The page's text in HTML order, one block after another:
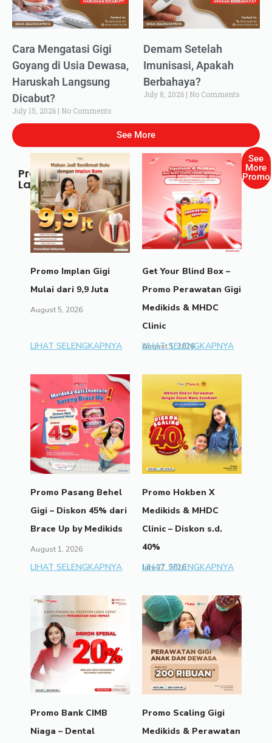
Cara Mengatasi Gigi
Goyang di Usia Dewasa,
Haruskah Langsung
Dicabut?
July 15, 2026 No Comments
Demam Setelah
Imunisasi, Apakah
Berbahaya?
July 8, 2026 No Comments
See More
Promo
Lainnya
Promo Implan Gigi
Mulai dari 9,9 Juta
August 5, 2026
LIHAT SELENGKAPNYA
Get Your Blind Box –
Promo Perawatan Gigi
Medikids & MHDC
Clinic
August 1, 2026
LIHAT SELENGKAPNYA
Promo Pasang Behel
Gigi – Diskon 45% dari
Brace Up by Medikids
August 1, 2026
LIHAT SELENGKAPNYA
Promo Hokben X
Medikids & MHDC
Clinic – Diskon s.d.
40%
July 27, 2026
LIHAT SELENGKAPNYA
Promo Bank CIMB
Niaga – Dental
Promo Scaling Gigi
Medikids & Perawatan
See
More
Promo